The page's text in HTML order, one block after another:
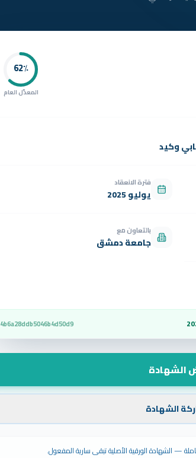
62٪
المعدّل العام
وكيد
فترة الانعقاد
يوليو 2025
بالتعاون مع
جامعة دمشق
4b6a28ddb5046b4d50d9
الشهادة
الشهادة